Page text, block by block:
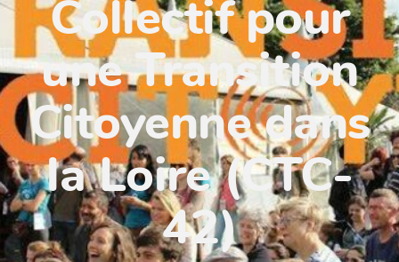
Collectif pour
une Transition
Citoyenne dans
la Loire (CTC-
42)